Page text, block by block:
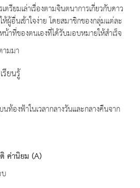
รียมเล่าเรื่องตามจินตนาการเกี่ยวกับดาว
ผู้อื่นเข้าใจง่าย โดยสมาชิกของกลุ่มแต่ละ
ที่ของตนเองที่ได้รับมอบหมายให้สำเร็จ
ามมา
ยนรู้
องฟ้าในเวลากลางวันและกลางคืนจาก
ค่านิยม (A)